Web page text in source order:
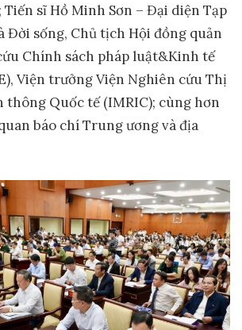
sĩ Hồ Minh Sơn – Đại diện Tạp
Đời sống, Chủ tịch Hội đồng quản
Chính sách pháp luật&Kinh tế
Viện trưởng Viện Nghiên cứu Thị
Quốc tế (IMRIC); cùng hơn
báo chí Trung ương và địa